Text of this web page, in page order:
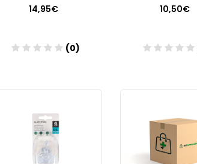
14,95€
(0)
10,50€